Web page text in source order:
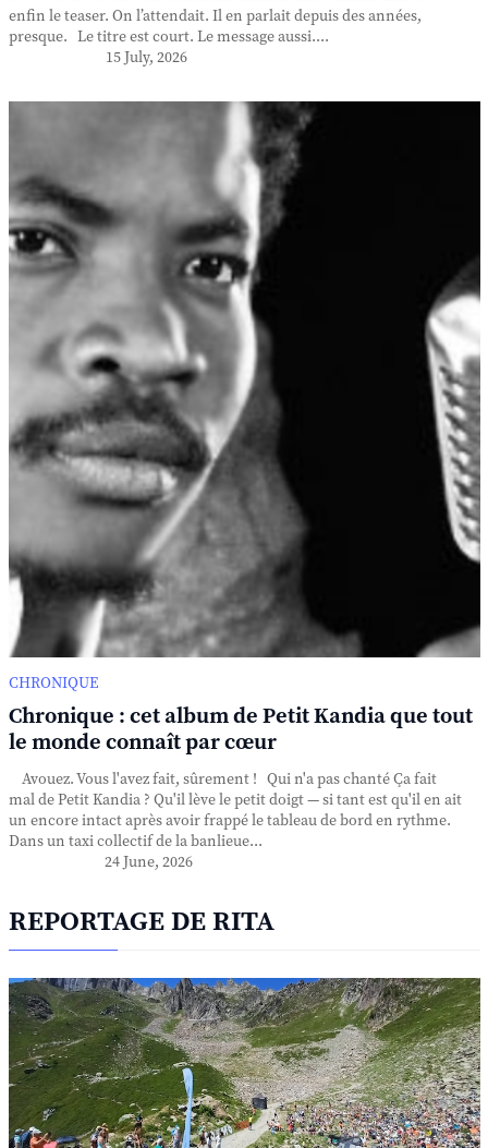
enfin le teaser. On l’attendait. Il en parlait depuis des années,
presque. Le titre est court. Le message aussi....
15 July, 2026
CHRONIQUE
Chronique : cet album de Petit Kandia que tout
le monde connaît par cœur
Avouez. Vous l'avez fait, sûrement ! Qui n'a pas chanté Ça fait
mal de Petit Kandia ? Qu'il lève le petit doigt — si tant est qu'il en ait
un encore intact après avoir frappé le tableau de bord en rythme.
Dans un taxi collectif de la banlieue...
24 June, 2026
REPORTAGE DE RITA